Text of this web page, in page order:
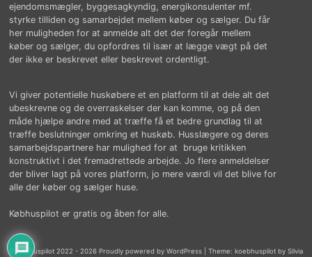
ejendomsmægler, byggesagkyndig, energikonsulenter mf.
styrke tilliden og samarbejdet mellem køber og sælger. Du får
her muligheden for at anmelde alt det der foregår mellem
køber og sælger, du opfordres til især at lægge vægt på det
der ikke er beskrevet eller beskrevet ordentligt.
Vi giver potentielle huskøbere et en platform til at dele alt det
ubeskrevne og de overraskelser der kan komme, og på den
måde hjælpe andre med at træffe få et bedre grundlag til at
træffe beslutninger omkring et huskøb. Husslægere og deres
samarbejdspartnere har mulighed for at bruge kritikken
konstruktivt i det fremadrettede arbejde. Jo flere anmeldelser
der bliver lagt på vores platform, jo mere værdi vil det blive for
alle der køber og sælger huse.
Købhuspilot er gratis og åben for alle.
© købhuspilot 2022 - 2026 Proudly powered by WordPress Theme: koebhuspilot by Silvia